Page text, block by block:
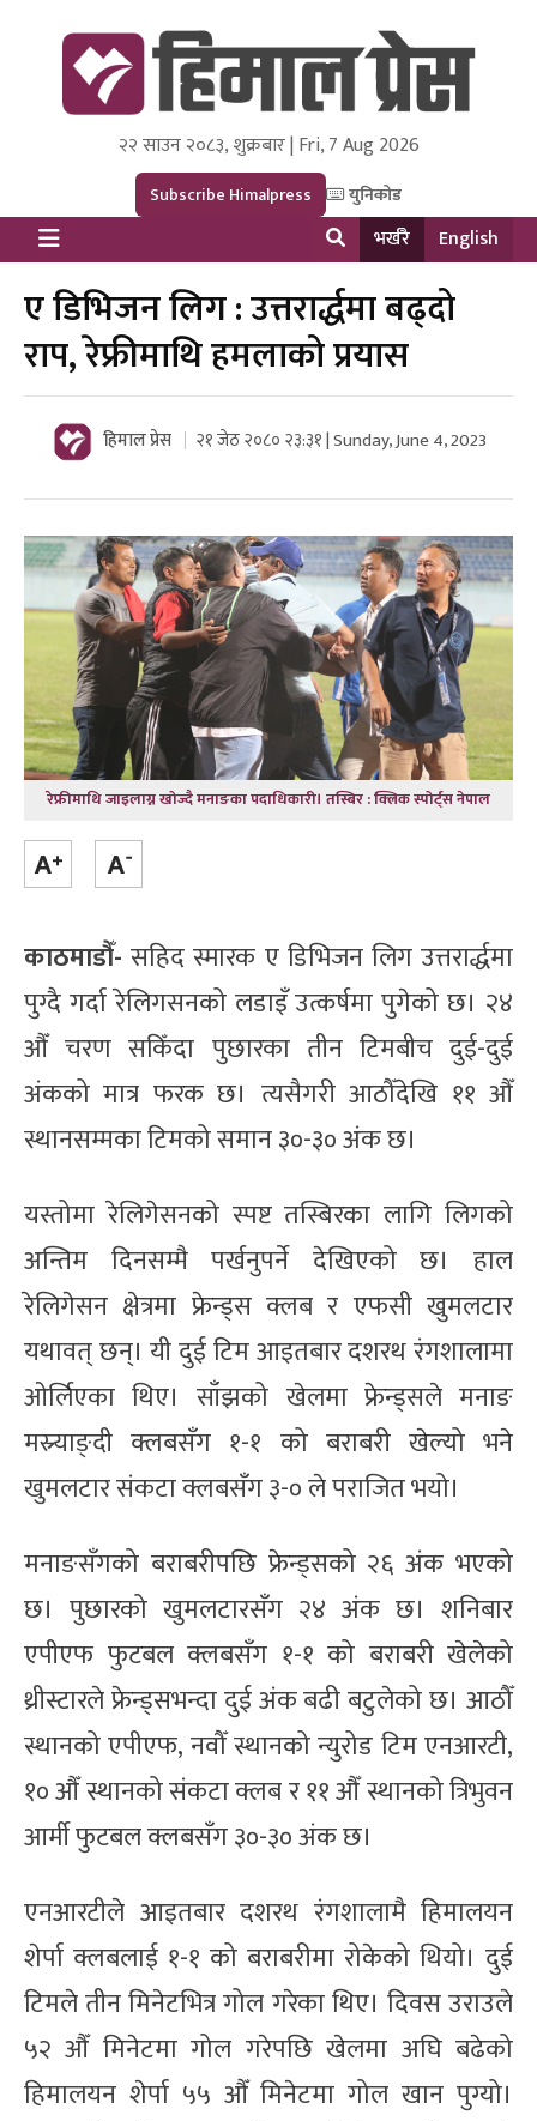
Himal Press
Dot NewsyNepal Media and Research Pvt Ltd.
२२ साउन २०८३, शुक्रबार | Fri, 7 Aug 2026
Subscribe Himalpress युनिकोड
भर्खरै English
ए डिभिजन लिग : उत्तरार्द्धमा बढ्दो
राप, रेफ्रीमाथि हमलाको प्रयास
हिमाल प्रेस २१ जेठ २०८० २३:३१ | Sunday, June 4, 2023
रेफ्रीमाथि जाइलाग्न खोज्दै मनाङका पदाधिकारी। तस्बिर : क्लिक स्पोर्ट्स नेपाल
काठमाडौँ-सहिद स्मारक ए डिभिजन लिग उत्तरार्द्धमा
पुग्दै गर्दा रेलिगसनको लडाइँ उत्कर्षमा पुगेको छ। २४
औँ चरण सकिँदा पुछारका तीन टिमबीच दुई-दुई
अंकको मात्र फरक छ। त्यसैगरी आठौँदेखि ११ औँ
स्थानसम्मका टिमको समान ३०-३० अंक छ।
यस्तोमा रेलिगेसनको स्पष्ट तस्बिरका लागि लिगको
अन्तिम दिनसम्मै पर्खनुपर्ने देखिएको छ। हाल
रेलिगेसन क्षेत्रमा फ्रेन्ड्स क्लब र एफसी खुमलटार
यथावत् छन्। यी दुई टिम आइतबार दशरथ रंगशालामा
ओर्लिएका थिए। साँझको खेलमा फ्रेन्ड्सले मनाङ
मस्र्याङ्दी क्लबसँग १-१ को बराबरी खेल्यो भने
खुमलटार संकटा क्लबसँग ३-० ले पराजित भयो।
मनाङसँगको बराबरीपछि फ्रेन्ड्सको २६ अंक भएको
छ। पुछारको खुमलटारसँग २४ अंक छ। शनिबार
एपीएफ फुटबल क्लबसँग १-१ को बराबरी खेलेको
थ्रीस्टारले फ्रेन्ड्सभन्दा दुई अंक बढी बटुलेको छ। आठौँ
स्थानको एपीएफ, नवौँ स्थानको न्युरोड टिम एनआरटी,
१० औँ स्थानको संकटा क्लब र ११ औँ स्थानको त्रिभुवन
आर्मी फुटबल क्लबसँग ३०-३० अंक छ।
एनआरटीले आइतबार दशरथ रंगशालामै हिमालयन
शेर्पा क्लबलाई १-१ को बराबरीमा रोकेको थियो। दुई
टिमले तीन मिनेटभित्र गोल गरेका थिए। दिवस उराउले
५२ औँ मिनेटमा गोल गरेपछि खेलमा अघि बढेको
हिमालयन शेर्पा ५५ औँ मिनेटमा गोल खान पुग्यो।